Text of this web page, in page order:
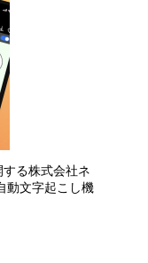
る株式会社ネ
動文字起こし機